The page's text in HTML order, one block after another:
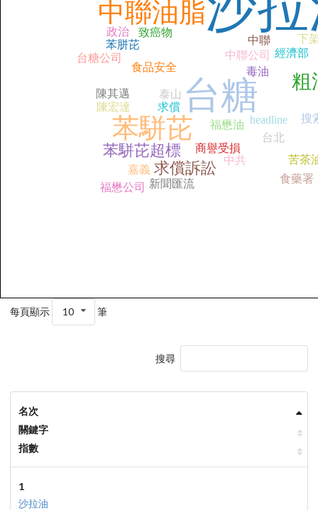
台糖
中聯油脂
苯駢芘
粗
苯駢芘超標
求償訴訟
政治
中共
新聞匯流
台北
苦茶
下
求償
headline
苯胼芘
搜
食品安全
嘉義
致癌物
福懋油
商譽受損
台糖公司
毒油
中聯
食藥署
福懋公司
中聯公司
陳其邁 泰山
陳宏達
經濟部
每頁顯示 10 筆
搜尋
名次
關鍵字
指數
1
沙拉油